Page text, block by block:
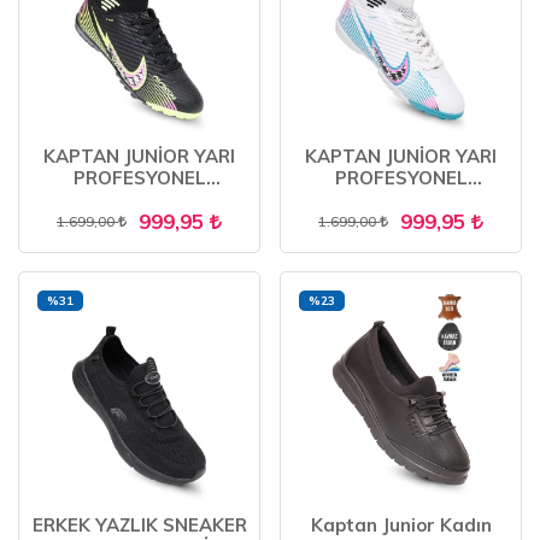
KAPTAN JUNİOR YARI
PROFESYONEL
SAHA KAUÇUK TABAN
1.699,00 999,95
KAPTAN JUNİOR YARI
PROFESYONEL
SAHA KAUÇUK TABAN
1.699,00 999,95
ERKEK YAZLIK SNEAKER
%31
Kaptan Junior Kadın
%23